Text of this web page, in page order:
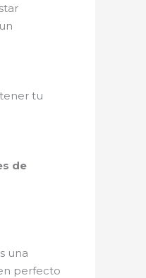
tu
de
una
perfecto